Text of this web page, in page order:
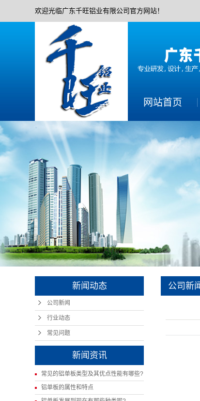
欢迎光临广东千旺铝业有限公司官方网站！
网站首页
新闻动态
公司新闻
行业动态
常见问题
新闻资讯
常见的铝单板类型及其优点性能有哪些?
铝单板的属性和特点
公司新